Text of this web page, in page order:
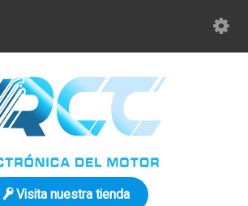
Visita nuestra tienda